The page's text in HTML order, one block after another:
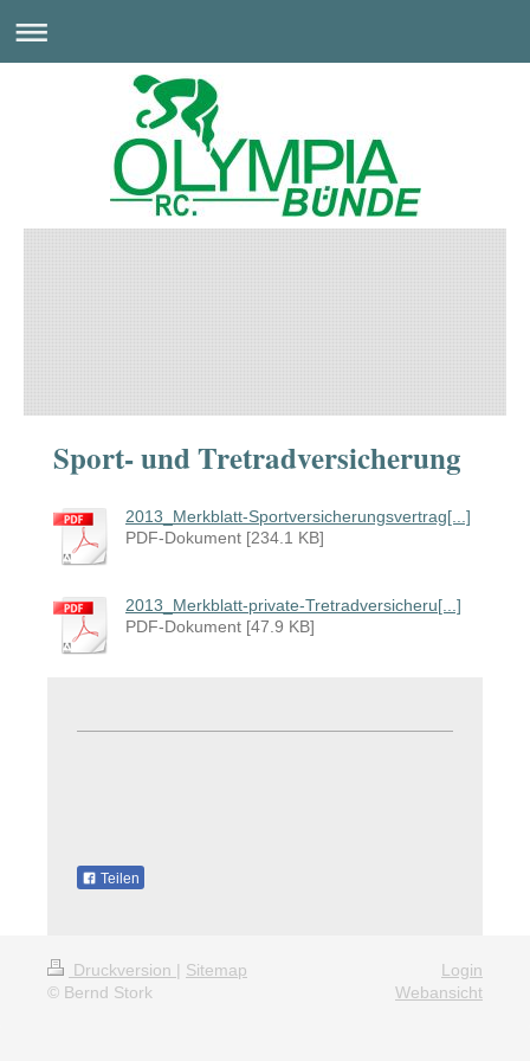
Sport- und Tretradversicherung
2013_Merkblatt-Sportversicherungsvertrag[...]
PDF-Dokument [234.1 KB]
2013_Merkblatt-private-Tretradversicheru[...]
PDF-Dokument [47.9 KB]
Teilen
Druckversion | Sitemap
© Bernd Stork
Login
Webansicht